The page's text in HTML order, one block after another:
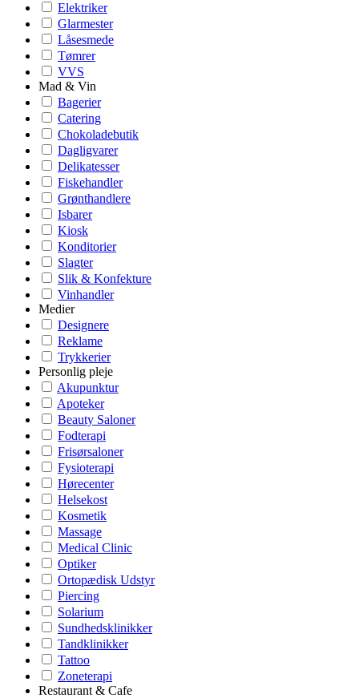
Elektriker
Glarmester
Låsesmede
Tømrer
VVS
Mad & Vin
Bagerier
Catering
Chokoladebutik
Dagligvarer
Delikatesser
Fiskehandler
Grønthandlere
Isbarer
Kiosk
Konditorier
Slagter
Slik & Konfekture
Vinhandler
Medier
Designere
Reklame
Trykkerier
Personlig pleje
Akupunktur
Apoteker
Beauty Saloner
Fodterapi
Frisørsaloner
Fysioterapi
Hørecenter
Helsekost
Kosmetik
Massage
Medical Clinic
Optiker
Ortopædisk Udstyr
Piercing
Solarium
Sundhedsklinikker
Tandklinikker
Tattoo
Zoneterapi
Restaurant & Cafe